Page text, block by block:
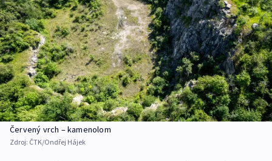
Červený vrch – kamenolom
Zdroj: ČTK/Ondřej Hájek